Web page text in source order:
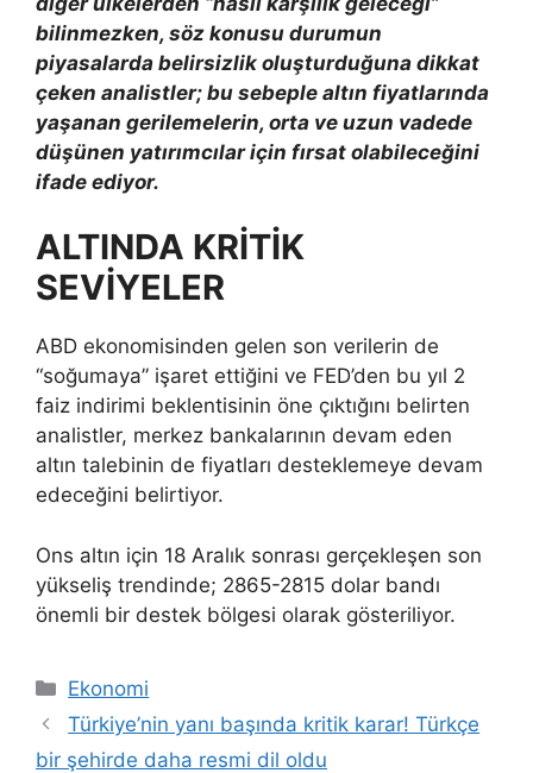
bilinmezken, söz konusu durumun
piyasalarda belirsizlik oluşturduğuna dikkat
çeken analistler; bu sebeple altın fiyatlarında
yaşanan gerilemelerin, orta ve uzun vadede
düşünen yatırımcılar için fırsat olabileceğini
ifade ediyor.
ALTINDA KRİTİK
SEVİYELER
ABD ekonomisinden gelen son verilerin de
“soğumaya” işaret ettiğini ve FED’den bu yıl 2
faiz indirimi beklentisinin öne çıktığını belirten
analistler, merkez bankalarının devam eden
altın talebinin de fiyatları desteklemeye devam
edeceğini belirtiyor.
Ons altın için 18 Aralık sonrası gerçekleşen son
yükseliş trendinde; 2865-2815 dolar bandı
önemli bir destek bölgesi olarak gösteriliyor.
Kategoriler
Ekonomi
Türkiye’nin yanı başında kritik karar! Türkçe
bir şehirde daha resmi dil oldu